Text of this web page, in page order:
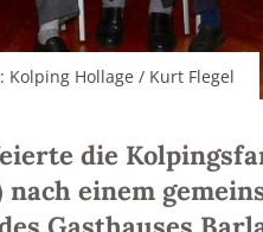
Hollage / Kurt Flegel
die
nach einem